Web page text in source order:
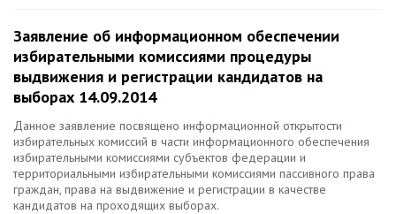
Заявление об информационном обеспечении
избирательными комиссиями процедуры
выдвижения и регистрации кандидатов на
выборах 14.09.2014
Данное заявление посвящено информационной открытости
избирательных комиссий в части информационного обеспечения
избирательными комиссиями субъектов федерации и
территориальными избирательными комиссиями пассивного права
граждан, права на выдвижение и регистрации в качестве
кандидатов на проходящих выборах.